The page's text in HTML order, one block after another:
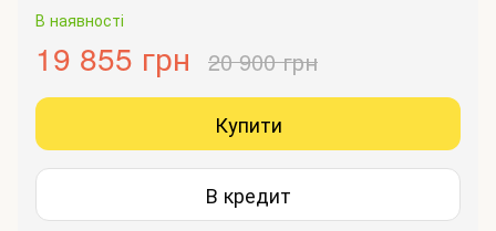
В наявності
19 855 грн 20 900 грн
Купити
В кредит